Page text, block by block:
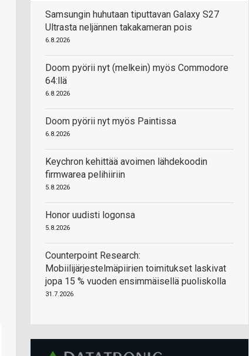
Samsungin huhutaan tiputtavan Galaxy S27
Ultrasta neljännen takakameran pois
6.8.2026
Doom pyörii nyt (melkein) myös Commodore
64:llä
6.8.2026
Doom pyörii nyt myös Paintissa
6.8.2026
Keychron kehittää avoimen lähdekoodin
firmwarea pelihiiriin
5.8.2026
Honor uudisti logonsa
5.8.2026
Counterpoint Research:
Mobiilijärjestelmäpiirien toimitukset laskivat
jopa 15 % vuoden ensimmäisellä puoliskolla
31.7.2026